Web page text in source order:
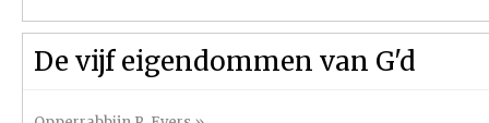
De vijf eigendommen van G'd